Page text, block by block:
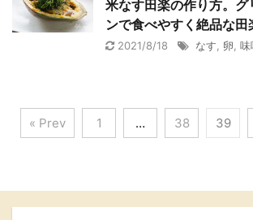
米なす田楽の作り方。グ
ンで食べやすく絶品な田
2021/8/18 なす 卵 味
« Prev 1 … 38 39